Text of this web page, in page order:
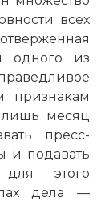
всех
одного из
признакам
лишь месяц
пресс-
и подавать
этого
дела —